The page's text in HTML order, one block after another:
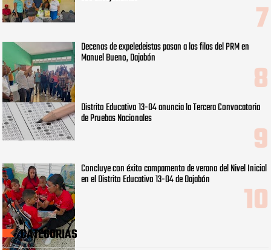
Decenas de expeledeistas pasan a las filas del PRM en
Manuel Bueno, Dajabón
Distrito Educativo 13-04 anuncia la Tercera Convocatoria
de Pruebas Nacionales
Concluye con éxito campamento de verano del Nivel Inicial
en el Distrito Educativo 13-04 de Dajabón
CATEGORIAS